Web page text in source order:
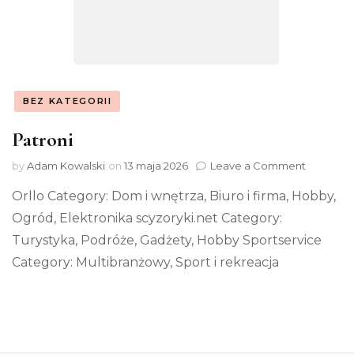
BEZ KATEGORII
Patroni
byAdam Kowalski on 13 maja 2026 Leave a Comment
Orllo Category: Dom i wnętrza, Biuro i firma, Hobby,
Ogród, Elektronika scyzoryki.net Category:
Turystyka, Podróże, Gadżety, Hobby Sportservice
Category: Multibranżowy, Sport i rekreacja